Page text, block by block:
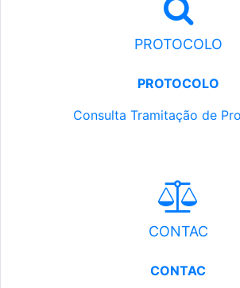
PROTOCOLO
PROTOCOLO
Consulta Tramitação de
CONTAC
CONTAC